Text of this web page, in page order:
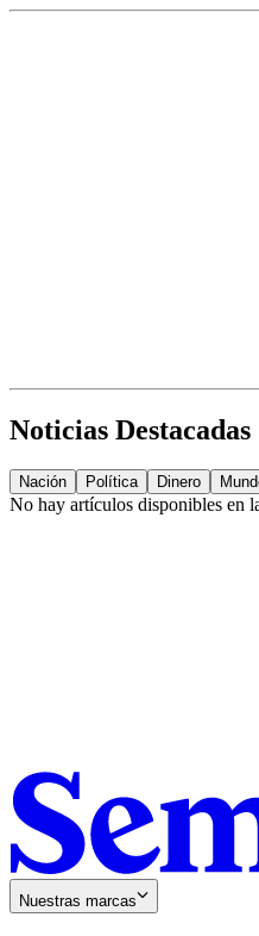
Noticias Destacadas
Nación Política Dinero
No hay artículos disponibles en
Nuestras marcas